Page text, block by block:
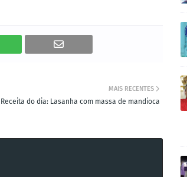
MAIS RECENTES
Receita do dia: Lasanha com massa de mandioca